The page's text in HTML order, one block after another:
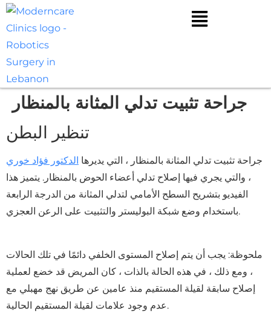
جراحة تثبيت تدلي المثانة بالمنظار
تنظير البطن
جراحة تثبيت تدلي المثانة بالمنظار ، التي يديرها الدكتور فؤاد خوري
، والتي يجري فيها إصلاح تدلي أعضاء الحوض بالمنظار. يتميز هذا
الفيديو بتشريح السطح الأمامي لتدلي المثانة من الدرجة الرابعة
باستخدام وضع شبكة البوليستر والتثبيت على الرعن العجزي.
ملحوظة: يجب أن يتم إصلاح المستوى الخلفي دائمًا في تلك الحالات
، ومع ذلك ، في هذه الحالة بالذات ، كان المريض قد خضع لعملية
إصلاح سابقة لقيلة المستقيم منذ عامين عن طريق نهج مهبلي مع
عدم وجود علامات لقيلة المستقيم الحالية.